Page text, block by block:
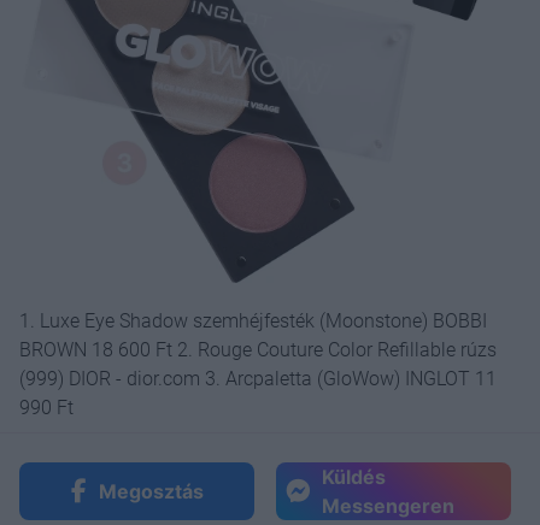
1. Luxe Eye Shadow szemhéjfesték (Moonstone) BOBBI
BROWN 18 600 Ft 2. Rouge Couture Color Refillable rúzs
(999) DIOR - dior.com 3. Arcpaletta (GloWow) INGLOT 11
990 Ft
Megosztás
Küldés
Messengeren